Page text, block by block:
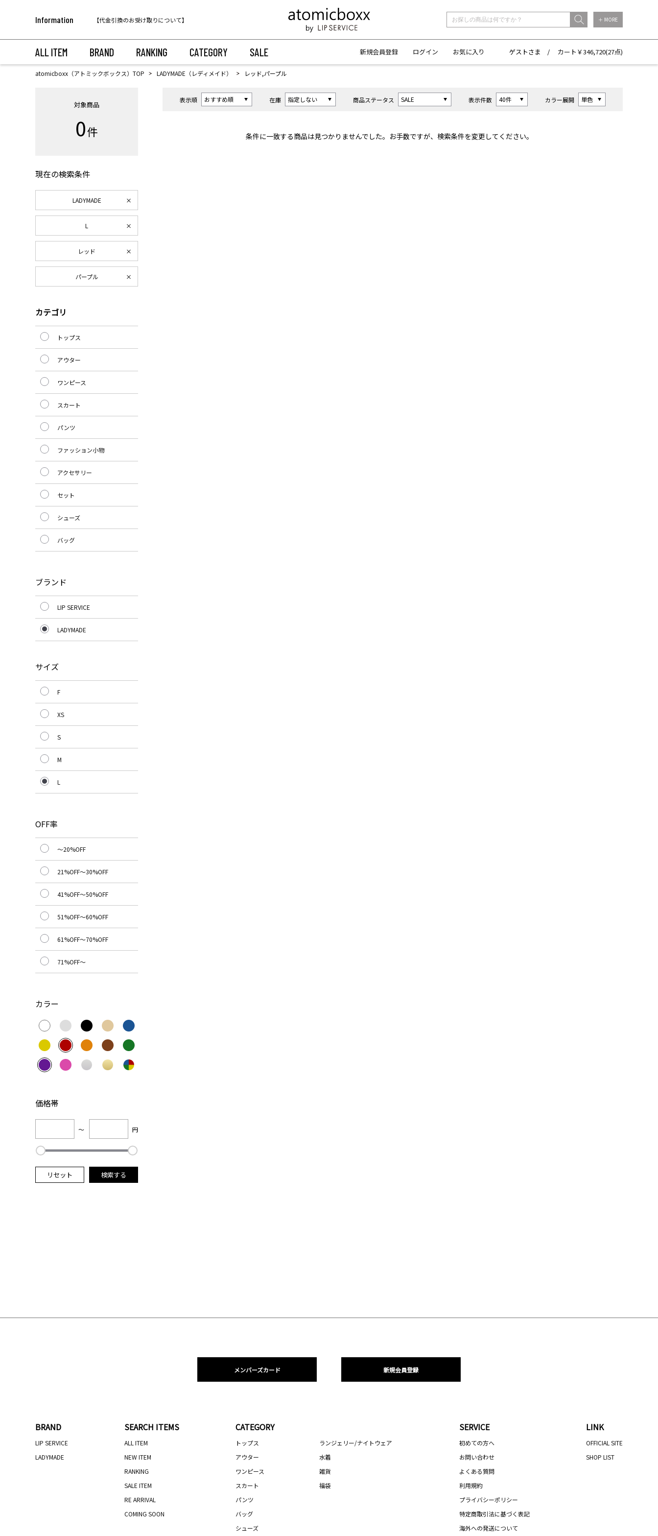
Information
【代金引換のお受け取りについて】
【重要】予約商品のお支払い方法（代金引換）変更に関するお知らせ
＋ MORE
ALL ITEM BRAND RANKING CATEGORY SALE 新規会員登録 ログイン お気に入り ゲストさま / カート￥346,720(27点)
atomicboxx（アトミックボックス）TOP LADYMADE（レディメイド） レッド,パープル
表示順 在庫 商品ステータス 表示件数 カラー展開
条件に一致する商品は見つかりませんでした。お手数ですが、検索条件を変更してください。
対象商品
0件
現在の検索条件
LADYMADE
L
レッド
パープル
カテゴリ
トップス
アウター
ワンピース
スカート
パンツ
ファッション小物
アクセサリー
セット
シューズ
バッグ
ブランド
LIP SERVICE
LADYMADE
サイズ
F
XS
S
M
L
OFF率
～20%OFF
21%OFF～30%OFF
41%OFF～50%OFF
51%OFF～60%OFF
61%OFF～70%OFF
71%OFF～
カラー
価格帯
～ 円
リセット 検索する
メンバーズカード 新規会員登録
BRAND
LIP SERVICE
LADYMADE
SEARCH ITEMS
ALL ITEM
NEW ITEM
RANKING
SALE ITEM
RE ARRIVAL
COMING SOON
CATEGORY
トップス
アウター
ワンピース
スカート
パンツ
バッグ
シューズ
ランジェリー/ナイトウェア
水着
雑貨
福袋
SERVICE
初めての方へ
お問い合わせ
よくある質問
利用規約
プライバシーポリシー
特定商取引法に基づく表記
海外への発送について
LINK
OFFICIAL SITE
SHOP LIST